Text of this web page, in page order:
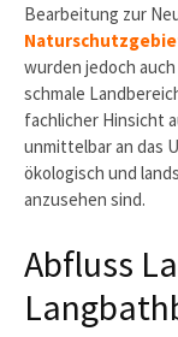
Bearbeitung zur
wurden jedoch
schmale
fachlicher Hinsicht
unmittelbar an das
ökologisch und
anzusehen sind.
Abfluss